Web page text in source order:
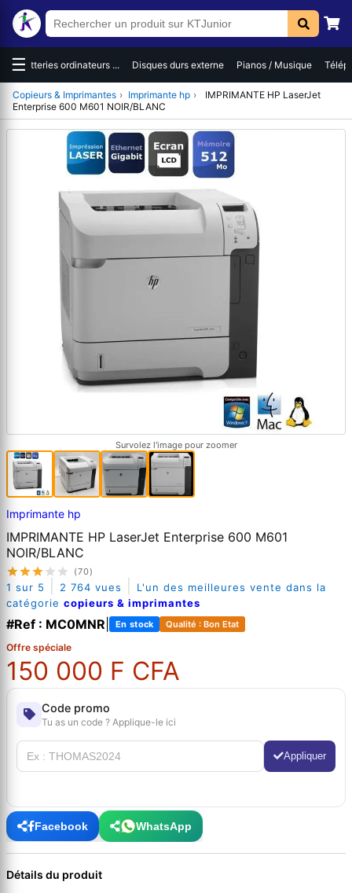
☰Disques durs externe Pianos / Musique Téléphones / Smartph...
Copieurs & Imprimantes › Imprimante hp ›
IMPRIMANTE HP LaserJet
Enterprise 600 M601 NOIR/BLANC
Survolez l'image pour zoomer
Imprimante hp
IMPRIMANTE HP LaserJet Enterprise 600 M601
NOIR/BLANC
(70)
1 sur 5 2 764 vues
L'un des meilleures vente dans la
catégorie copieurs & imprimantes
#Ref : MC0MNR En stock Qualité : Bon Etat
Offre spéciale
150 000 F CFA
Code promo
Tu as un code ? Applique-le ici
Appliquer
Facebook WhatsApp
Détails du produit